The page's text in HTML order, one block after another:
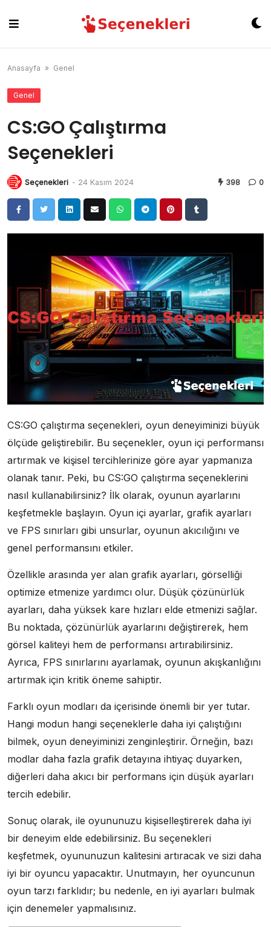
content
Anasayfa » Genel
Genel
CS:GO Çalıştırma
Seçenekleri
Seçenekleri - 24 Kasım 2024 398 0
CS:GO çalıştırma seçenekleri, oyun deneyiminizi büyük
ölçüde geliştirebilir. Bu seçenekler, oyun içi performansı
artırmak ve kişisel tercihlerinize göre ayar yapmanıza
olanak tanır. Peki, bu CS:GO çalıştırma seçeneklerini
nasıl kullanabilirsiniz? İlk olarak, oyunun ayarlarını
keşfetmekle başlayın. Oyun içi ayarlar, grafik ayarları
ve FPS sınırları gibi unsurlar, oyunun akıcılığını ve
genel performansını etkiler.
Özellikle arasında yer alan grafik ayarları, görselliği
optimize etmenize yardımcı olur. Düşük çözünürlük
ayarları, daha yüksek kare hızları elde etmenizi sağlar.
Bu noktada, çözünürlük ayarlarını değiştirerek, hem
görsel kaliteyi hem de performansı artırabilirsiniz.
Ayrıca, FPS sınırlarını ayarlamak, oyunun akışkanlığını
artırmak için kritik öneme sahiptir.
Farklı oyun modları da içerisinde önemli bir yer tutar.
Hangi modun hangi seçeneklerle daha iyi çalıştığını
bilmek, oyun deneyiminizi zenginleştirir. Örneğin, bazı
modlar daha fazla grafik detayına ihtiyaç duyarken,
diğerleri daha akıcı bir performans için düşük ayarları
tercih edebilir.
Sonuç olarak, ile oyununuzu kişiselleştirerek daha iyi
bir deneyim elde edebilirsiniz. Bu seçenekleri
keşfetmek, oyununuzun kalitesini artıracak ve sizi daha
iyi bir oyuncu yapacaktır. Unutmayın, her oyuncunun
oyun tarzı farklıdır; bu nedenle, en iyi ayarları bulmak
için denemeler yapmalısınız.